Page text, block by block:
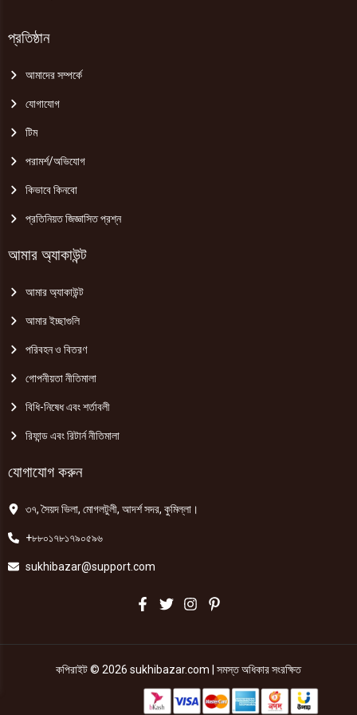
প্রতিষ্ঠান
আমাদের সম্পর্কে
যোগাযোগ
টিম
পরামর্শ/অভিযোগ
কিভাবে কিনবো
প্রতিনিয়ত জিজ্ঞাসিত প্রশ্ন
আমার অ্যাকাউন্ট
আমার অ্যাকাউন্ট
আমার ইচ্ছাগুলি
পরিবহন ও বিতরণ
গোপনীয়তা নীতিমালা
বিধি-নিষেধ এবং শর্তাবলী
রিফান্ড এবং রিটার্ন নীতিমালা
যোগাযোগ করুন
৩৭, সৈয়দ ভিলা, মোগলটুলী, আদর্শ সদর, কুমিল্লা।
+৮৮০১৭৮১৭৯০৫৯৬
sukhibazar@support.com
কপিরাইট © 2026 sukhibazar.com | সমস্ত অধিকার সংরক্ষিত